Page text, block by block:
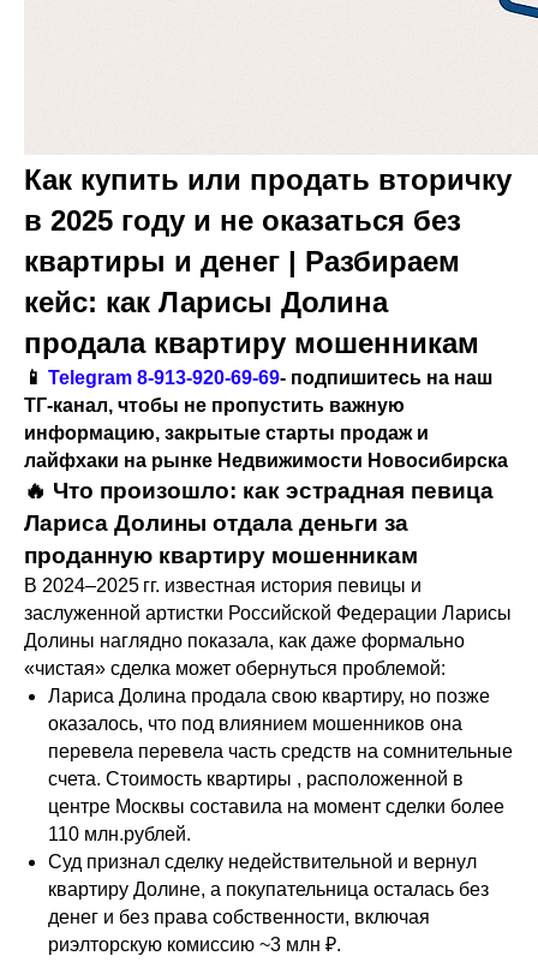
Как купить или продать вторичку
в 2025 году и не оказаться без
квартиры и денег | Разбираем
кейс: как Ларисы Долина
продала квартиру мошенникам
📱 Telegram 8-913-920-69-69- подпишитесь на наш
ТГ-канал, чтобы не пропустить важную
информацию, закрытые старты продаж и
лайфхаки на рынке Недвижимости Новосибирска
🔥 Что произошло: как эстрадная певица
Лариса Долины отдала деньги за
проданную квартиру мошенникам
В 2024–2025 гг. известная история певицы и
заслуженной артистки Российской Федерации Ларисы
Долины наглядно показала, как даже формально
«чистая» сделка может обернуться проблемой:
Лариса Долина продала свою квартиру, но позже
оказалось, что под влиянием мошенников она
перевела перевела часть средств на сомнительные
счета. Стоимость квартиры , расположенной в
центре Москвы составила на момент сделки более
110 млн.рублей.
Суд признал сделку недействительной и вернул
квартиру Долине, а покупательница осталась без
денег и без права собственности, включая
риэлторскую комиссию ~3 млн ₽.